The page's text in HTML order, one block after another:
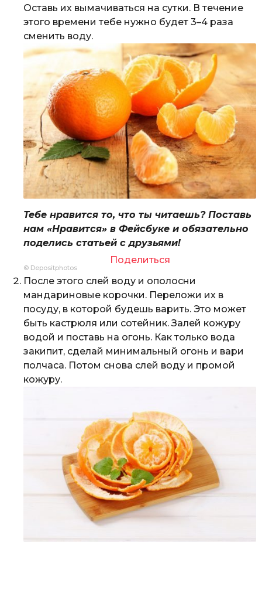
Оставь их вымачиваться на сутки. В течение
этого времени тебе нужно будет 3–4 раза
сменить воду.
Тебе нравится то, что ты читаешь? Поставь
нам «Нравится» в Фейсбуке и обязательно
поделись статьей с друзьями!
Поделиться
© Depositphotos
После этого слей воду и ополосни
мандариновые корочки. Переложи их в
посуду, в которой будешь варить. Это может
быть кастрюля или сотейник. Залей кожуру
водой и поставь на огонь. Как только вода
закипит, сделай минимальный огонь и вари
полчаса. Потом снова слей воду и промой
кожуру.